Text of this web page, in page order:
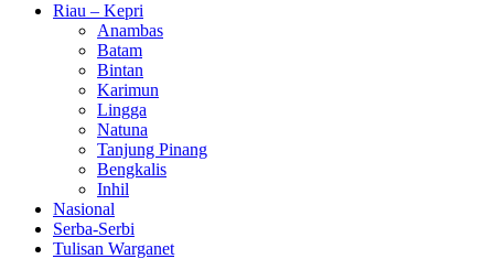
Riau – Kepri
Anambas
Batam
Bintan
Karimun
Lingga
Natuna
Tanjung Pinang
Bengkalis
Inhil
Nasional
Serba-Serbi
Tulisan Warganet